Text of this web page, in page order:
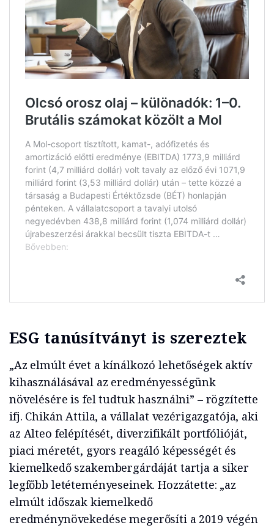
ESG tanúsítványt is szereztek
„Az elmúlt évet a kínálkozó lehetőségek aktív
kihasználásával az eredményességünk
növelésére is fel tudtuk használni” – rögzítette
ifj. Chikán Attila, a vállalat vezérigazgatója, aki
az Alteo felépítését, diverzifikált portfólióját,
piaci méretét, gyors reagáló képességét és
kiemelkedő szakembergárdáját tartja a siker
legfőbb letéteményeseinek. Hozzátette: „az
elmúlt időszak kiemelkedő
eredménynövekedése megerősíti a 2019 végén